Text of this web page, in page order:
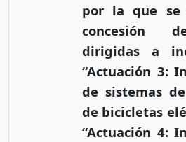
por la que se
concesión
dirigidas a
“Actuación 3:
de sistemas
de bicicletas
“Actuación 4: